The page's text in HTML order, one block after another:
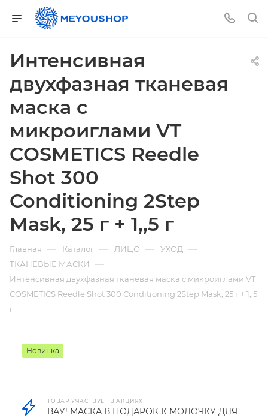
Интенсивная
двухфазная тканевая
маска с
микроиглами VT
COSMETICS Reedle
Shot 300
Conditioning 2Step
Mask, 25 г + 1,,5 г
Главная — Каталог — ЛИЦО — УХОД —
ТКАНЕВЫЕ МАСКИ —
Интенсивная двухфазная тканевая маска с микроиглами VT
COSMETICS Reedle Shot 300 Conditioning 2Step Mask, 25 г + 1,,5
г
Новинка
ТОВАР УЧАСТВУЕТ В АКЦИЯХ
ВАУ! МАСКА В ПОДАРОК К МОЛОЧКУ ДЛЯ